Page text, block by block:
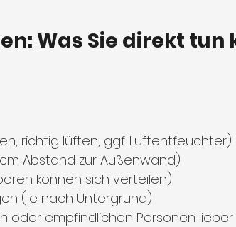
Was Sie direkt tun
richtig lüften, ggf. Luftentfeuchter)
cm Abstand zur Außenwand)
können sich verteilen)
(je nach Untergrund)
oder empfindlichen Personen